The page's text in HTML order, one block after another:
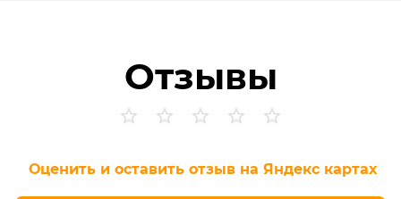
Отзывы
Оценить и оставить отзыв на Яндекс картах